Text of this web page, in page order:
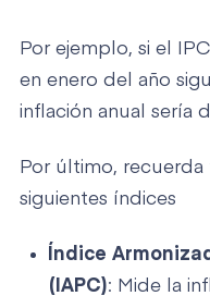
Por ejemplo, si el
en enero del año
inflación anual sería
Por último,
siguientes índices
Índice
(IAPC): Mide la